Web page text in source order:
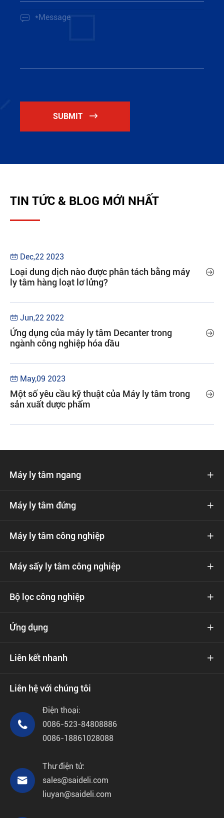

SUBMIT 
TIN TỨC & BLOG MỚI NHẤT
 Dec,22 2023
Loại dung dịch nào được phân tách bằng máy
ly tâm hàng loạt lơ lửng?

 Jun,22 2022
Ứng dụng của máy ly tâm Decanter trong
ngành công nghiệp hóa dầu

 May,09 2023
Một số yêu cầu kỹ thuật của Máy ly tâm trong
sản xuất dược phẩm

Máy ly tâm ngang 
Máy ly tâm đứng 
Máy ly tâm công nghiệp 
Máy sấy ly tâm công nghiệp 
Bộ lọc công nghiệp 
Ứng dụng 
Liên kết nhanh 
Liên hệ với chúng tôi

Điện thoại:
0086-523-84808886
0086-18861028088

Thư điện tử:
sales@saideli.com
liuyan@saideli.com